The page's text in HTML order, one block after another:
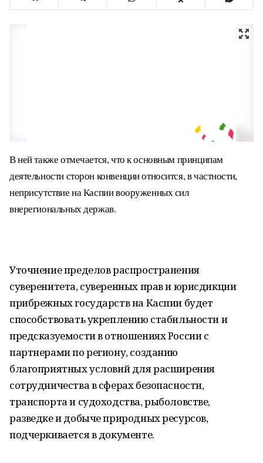
В ней также отмечается, что к основным принципам
деятельности сторон конвенции относится, в частности,
неприсутствие на Каспии вооруженных сил
внерегиональных держав.
Уточнение пределов распространения
суверенитета, суверенных прав и юрисдикции
прибрежных государств на Каспии будет
способствовать укреплению стабильности и
предсказуемости в отношениях России с
партнерами по региону, созданию
благоприятных условий для расширения
сотрудничества в сферах безопасности,
транспорта и судоходства, рыболовстве,
разведке и добыче природных ресурсов,
подчеркивается в документе.